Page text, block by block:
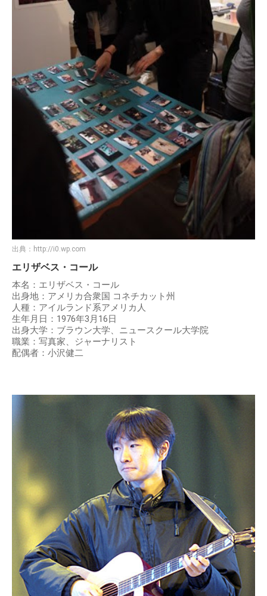
出典： http://i0.wp.com
エリザベス・コール
本名：エリザベス・コール
出身地：アメリカ合衆国 コネチカット州
人種：アイルランド系アメリカ人
生年月日：1976年3月16日
出身大学：ブラウン大学、ニュースクール大学院
職業：写真家、ジャーナリスト
配偶者：小沢健二